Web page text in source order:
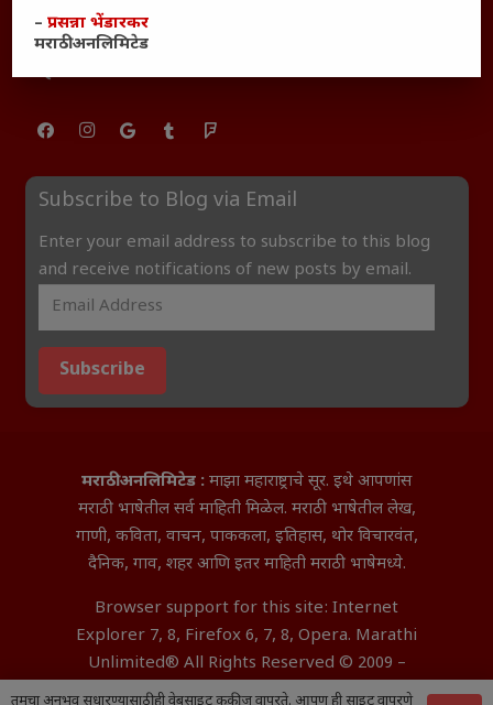
सार्वजनिक नोंद: पेमेंट डिफॉल्ट प्रकरण – Kris Ankem [FFME]
धावपळीच्या जीवनात शांततेचा शोध – Meditation का आवश्यक
आहे?
Subscribe to Blog via Email
Enter your email address to subscribe to this blog
and receive notifications of new posts by email.
Subscribe
मराठी अनलिमिटेड : माझा महाराष्ट्राचे सूर. इथे आपणांस
मराठी भाषेतील सर्व माहिती मिळेल. मराठी भाषेतील लेख,
गाणी, कविता, वाचन, पाककला, इतिहास, थोर विचारवंत,
दैनिक, गाव, शहर आणि इतर माहिती मराठी भाषेमध्ये.
Browser support for this site: Internet
Explorer 7, 8, Firefox 6, 7, 8, Opera. Marathi
Unlimited® All Rights Reserved © 2009 –
2026 Aditya InfoTech Nagpur.
तुमचा अनुभव सुधारण्यासाठी ही वेबसाइट कुकीज वापरते. आपण ही साइट वापरणे
–प्रसन्ना भेंडारकर
मराठी अनलिमिटेड